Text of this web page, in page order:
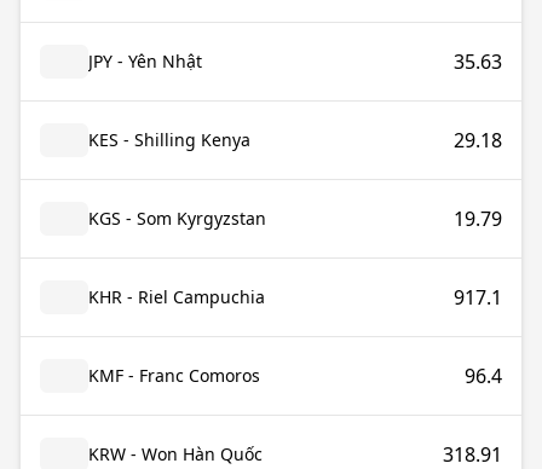
JPY - Yên Nhật 35.63
KES - Shilling Kenya 29.18
KGS - Som Kyrgyzstan 19.79
KHR - Riel Campuchia 917.1
KMF - Franc Comoros 96.4
KRW - Won Hàn Quốc 318.91